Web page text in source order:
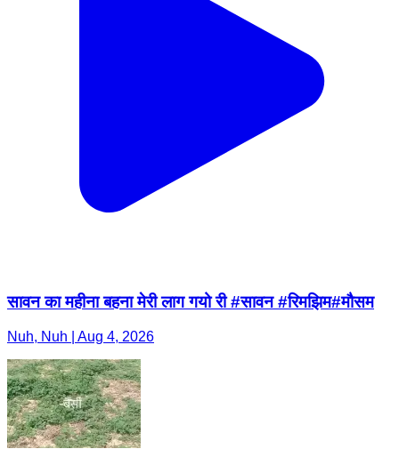
सावन का महीना बहना मेरी लाग गयो री #सावन #रिमझिम#मौसम
Nuh, Nuh | Aug 4, 2026